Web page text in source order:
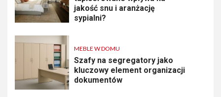
jakość snu i aranżację
sypialni?
MEBLE W DOMU
Szafy na segregatory jako
kluczowy element organizacji
dokumentów